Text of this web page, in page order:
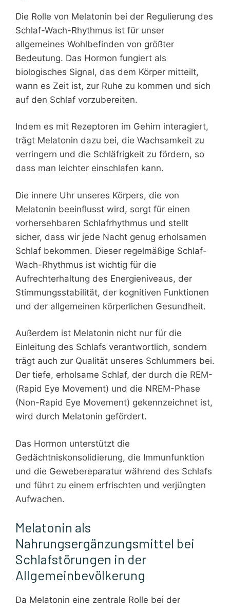
Die Rolle von Melatonin bei der Regulierung des
Schlaf-Wach-Rhythmus ist für unser
allgemeines Wohlbefinden von größter
Bedeutung. Das Hormon fungiert als
biologisches Signal, das dem Körper mitteilt,
wann es Zeit ist, zur Ruhe zu kommen und sich
auf den Schlaf vorzubereiten.
Indem es mit Rezeptoren im Gehirn interagiert,
trägt Melatonin dazu bei, die Wachsamkeit zu
verringern und die Schläfrigkeit zu fördern, so
dass man leichter einschlafen kann.
Die innere Uhr unseres Körpers, die von
Melatonin beeinflusst wird, sorgt für einen
vorhersehbaren Schlafrhythmus und stellt
sicher, dass wir jede Nacht genug erholsamen
Schlaf bekommen. Dieser regelmäßige Schlaf-
Wach-Rhythmus ist wichtig für die
Aufrechterhaltung des Energieniveaus, der
Stimmungsstabilität, der kognitiven Funktionen
und der allgemeinen körperlichen Gesundheit.
Außerdem ist Melatonin nicht nur für die
Einleitung des Schlafs verantwortlich, sondern
trägt auch zur Qualität unseres Schlummers bei.
Der tiefe, erholsame Schlaf, der durch die REM-
(Rapid Eye Movement) und die NREM-Phase
(Non-Rapid Eye Movement) gekennzeichnet ist,
wird durch Melatonin gefördert.
Das Hormon unterstützt die
Gedächtniskonsolidierung, die Immunfunktion
und die Gewebereparatur während des Schlafs
und führt zu einem erfrischten und verjüngten
Aufwachen.
Melatonin als
Nahrungsergänzungsmittel bei
Schlafstörungen in der
Allgemeinbevölkerung
Da Melatonin eine zentrale Rolle bei der